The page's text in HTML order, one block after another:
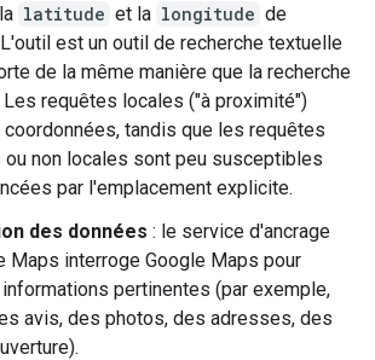
latitude et la longitude de
est un outil de recherche textuelle
de la même manière que la recherche
requêtes locales ("à proximité")
tandis que les requêtes
non locales sont peu susceptibles
par l'emplacement explicite.
des données : le service d'ancrage
Maps interroge Google Maps pour
pertinentes (par exemple,
avis, des photos, des adresses, des